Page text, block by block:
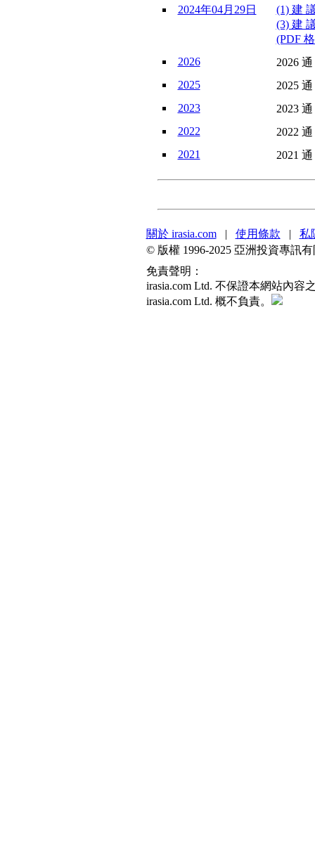
2024年04月29日
(1) 建
(3) 建
(PDF
2026
2026
2025
2025
2023
2023
2022
2022
2021
2021
關於 irasia.com| 使用條款 | 私
© 版權 1996-2025 亞洲投資專訊
免責聲明：
irasia.com Ltd. 不保證本網站內
irasia.com Ltd. 概不負責。